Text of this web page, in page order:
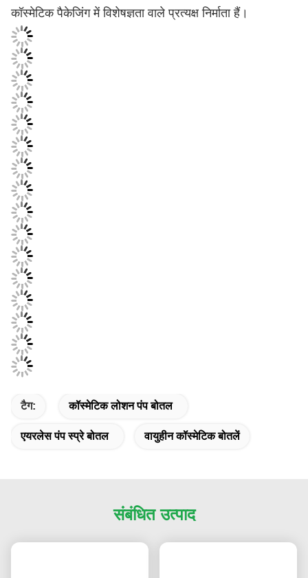
कॉस्मेटिक पैकेजिंग में विशेषज्ञता वाले प्रत्यक्ष निर्माता हैं।
टैग: कॉस्मेटिक लोशन पंप बोतल
एयरलेस पंप स्प्रे बोतल वायुहीन कॉस्मेटिक बोतलें
संबंधित उत्पाद